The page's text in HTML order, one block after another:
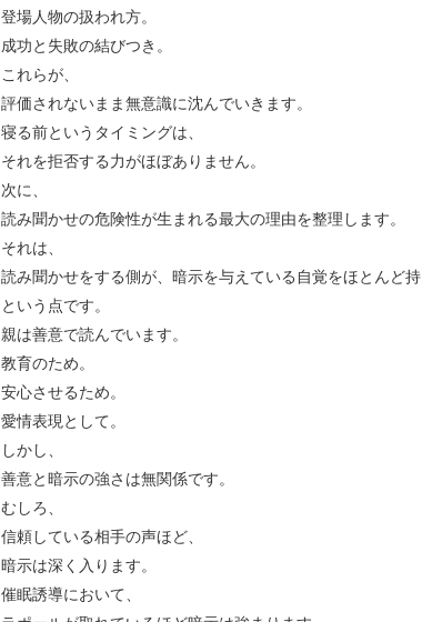
登場人物の扱われ方。
成功と失敗の結びつき。
これらが、
評価されないまま無意識に沈んでいきます。
寝る前というタイミングは、
それを拒否する力がほぼありません。
次に、
読み聞かせの危険性が生まれる最大の理由を整理します。
それは、
読み聞かせをする側が、暗示を与えている自覚をほとんど
という点です。
親は善意で読んでいます。
教育のため。
安心させるため。
愛情表現として。
しかし、
善意と暗示の強さは無関係です。
むしろ、
信頼している相手の声ほど、
暗示は深く入ります。
催眠誘導において、